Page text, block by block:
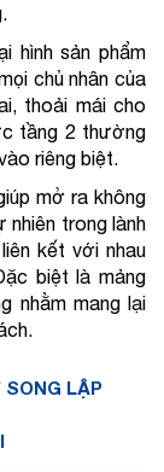
hình sản phẩm
chủ nhân của
thoải mái cho
tầng 2 thường
riêng biệt.
mở ra không
nhiên trong lành
kết với nhau
biệt là mảng
nhằm mang lại
LẬP